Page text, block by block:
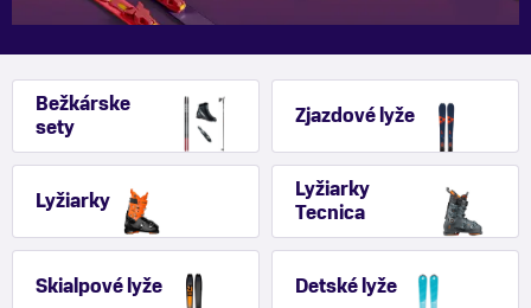
Bežkárske
sety
Zjazdové lyže
Lyžiarky
Lyžiarky
Tecnica
Skialpové lyže Detské lyže